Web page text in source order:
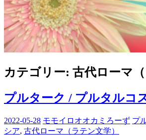
カテゴリー: 古代ローマ（
プルターク / プルタルコ
2022-05-28 モモイロオオカミろーず プ
シア, 古代ローマ（ラテン文学）